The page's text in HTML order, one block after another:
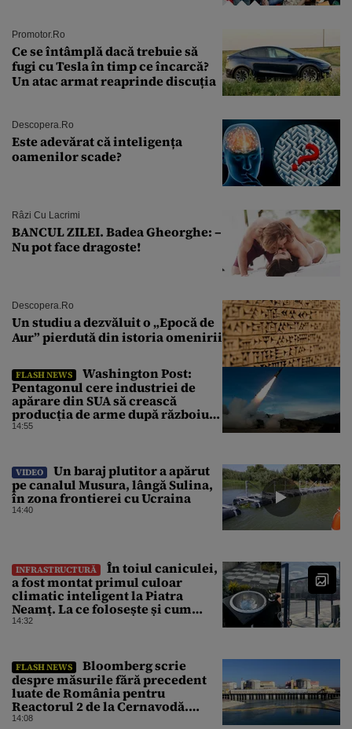
Promotor.ro
Ce se întâmplă dacă trebuie să
fugi cu Tesla în timp ce încarcă?
Un atac armat reaprinde discuția
Descopera.ro
Este adevărat că inteligența
oamenilor scade?
Râzi Cu Lacrimi
BANCUL ZILEI. Badea Gheorghe: –
Nu pot face dragoste!
Descopera.ro
Un studiu a dezvăluit o „Epocă de
Aur” pierdută din istoria omenirii
FLASH NEWS
Washington Post:
Pentagonul cere industriei de
apărare din SUA să crească
producția de arme după războiul
cu Iranul
14:55
VIDEO
Un baraj plutitor a apărut
pe canalul Musura, lângă Sulina,
în zona frontierei cu Ucraina
14:40
INFRASTRUCTURĂ
În toiul caniculei,
a fost montat primul culoar
climatic inteligent la Piatra
Neamț. La ce folosește și cum
arată
14:32
FLASH NEWS
Bloomberg scrie
despre măsurile fără precedent
luate de România pentru
Reactorul 2 de la Cernavodă.
Operațiunea a mai câștigat nouă
14:08